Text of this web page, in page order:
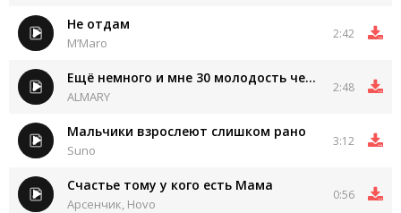
Не отдам
M’Maro
2:42
Ещё немного и мне 30 молодость через года
ALMARY
2:48
Мальчики взрослеют слишком рано
Suno
3:12
Счастье тому у кого есть Мама
Арсенчик, Hovo
0:56